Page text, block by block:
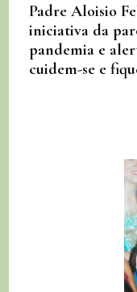
Padre Aloisio
iniciativa da
pandemia e
cuidem-se e